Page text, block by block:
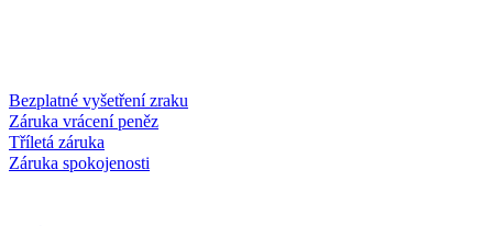
Bezplatné vyšetření zraku
Záruka vrácení peněz
Tříletá záruka
Záruka spokojenosti